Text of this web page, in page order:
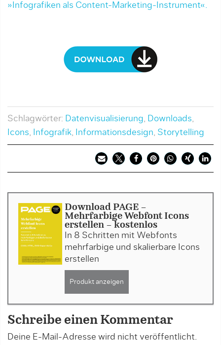
»Infografiken als Content-Marketing-Instrument«.
Schlagwörter: Datenvisualisierung Downloads
Icons
Infografik Informationsdesign Storytelling
Download PAGE -
Mehrfarbige Webfont Icons
erstellen - kostenlos
In 8 Schritten mit Webfonts
mehrfarbige und skalierbare Icons
erstellen
Produkt anzeigen
Schreibe einen Kommentar
Deine E-Mail-Adresse wird nicht veröffentlicht.